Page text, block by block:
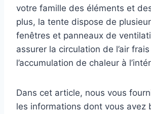
votre famille des éléments et
plus, la tente dispose de
fenêtres et panneaux de
assurer la circulation de l’air
l’accumulation de chaleur à
Dans cet article, nous vous
les informations dont vous avez